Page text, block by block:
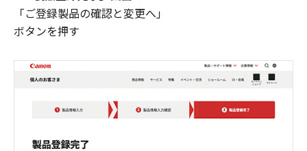
「ご登録製品の確認と変更へ」
ボタンを押す